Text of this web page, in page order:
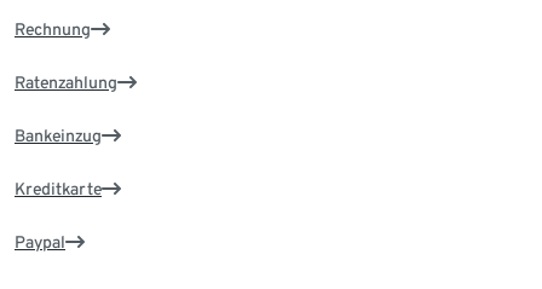
Rechnung
Ratenzahlung
Bankeinzug
Kreditkarte
Paypal